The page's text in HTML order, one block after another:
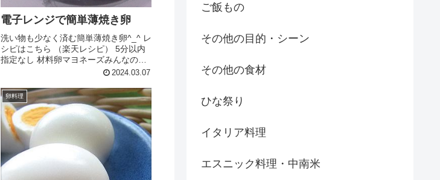
電子レンジで簡単薄焼き卵
洗い物も少なく済む簡単薄焼き卵^_^ レ
シピはこちら （楽天レシピ） 5分以内
指定なし 材料卵マヨネーズみんなのレ
2024.03.07
卵料理
ご飯もの
その他の目的・シーン
その他の食材
ひな祭り
イタリア料理
エスニック料理・中南米